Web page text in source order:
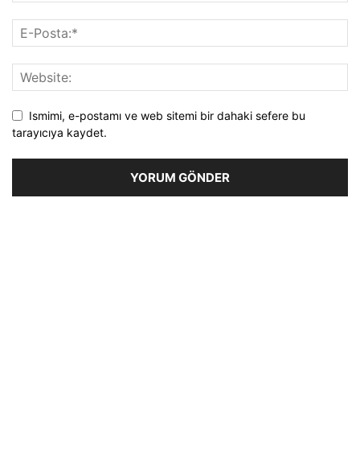
Ismimi, e-postamı ve web sitemi bir dahaki sefere bu
tarayıcıya kaydet.